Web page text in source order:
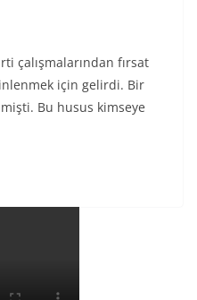
çalışmalarından fırsat
için gelirdi. Bir
Bu husus kimseye